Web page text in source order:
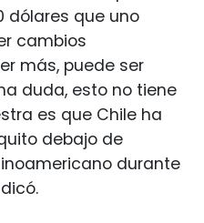
dólares que uno
cambios
más, puede ser
duda, esto no tiene
es que Chile ha
debajo de
durante